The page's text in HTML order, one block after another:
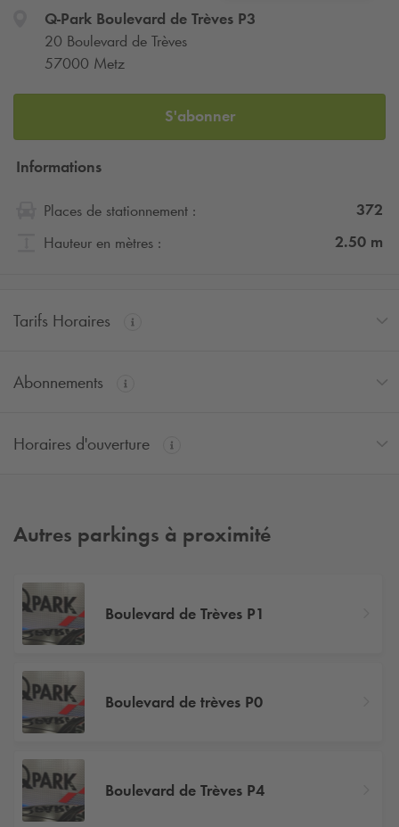
Q-ParkBoulevard de Trèves P3
20 Boulevard de Trèves
57000 Metz
S'abonner
Informations
Places de stationnement :
372
Hauteur en mètres :
2.50 m
Tarifs Horaires
Abonnements
Horaires d'ouverture
Autres parkings à proximité
Boulevard de Trèves P1
Boulevard de trèves P0
Boulevard de Trèves P4